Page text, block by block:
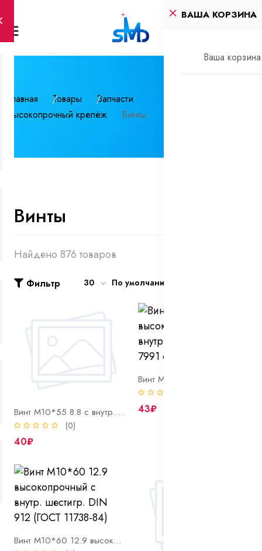
ВАША КОРЗИНА
Ваша корзина
Главная Товары
Запчасти
Высокопрочный крепёж
Винты
Винты
Найдено 876 товаров
Фильтр 30 По умолчанию
Винт М10*55 8.8 с внутр. шестигр. DIN 912 (ГОСТ 11738-84)
(0)
40₽
43₽
Винт М10*60 12.9 высокопрочный с внутр. шестигр. DIN 912 (ГОСТ 11738-84)